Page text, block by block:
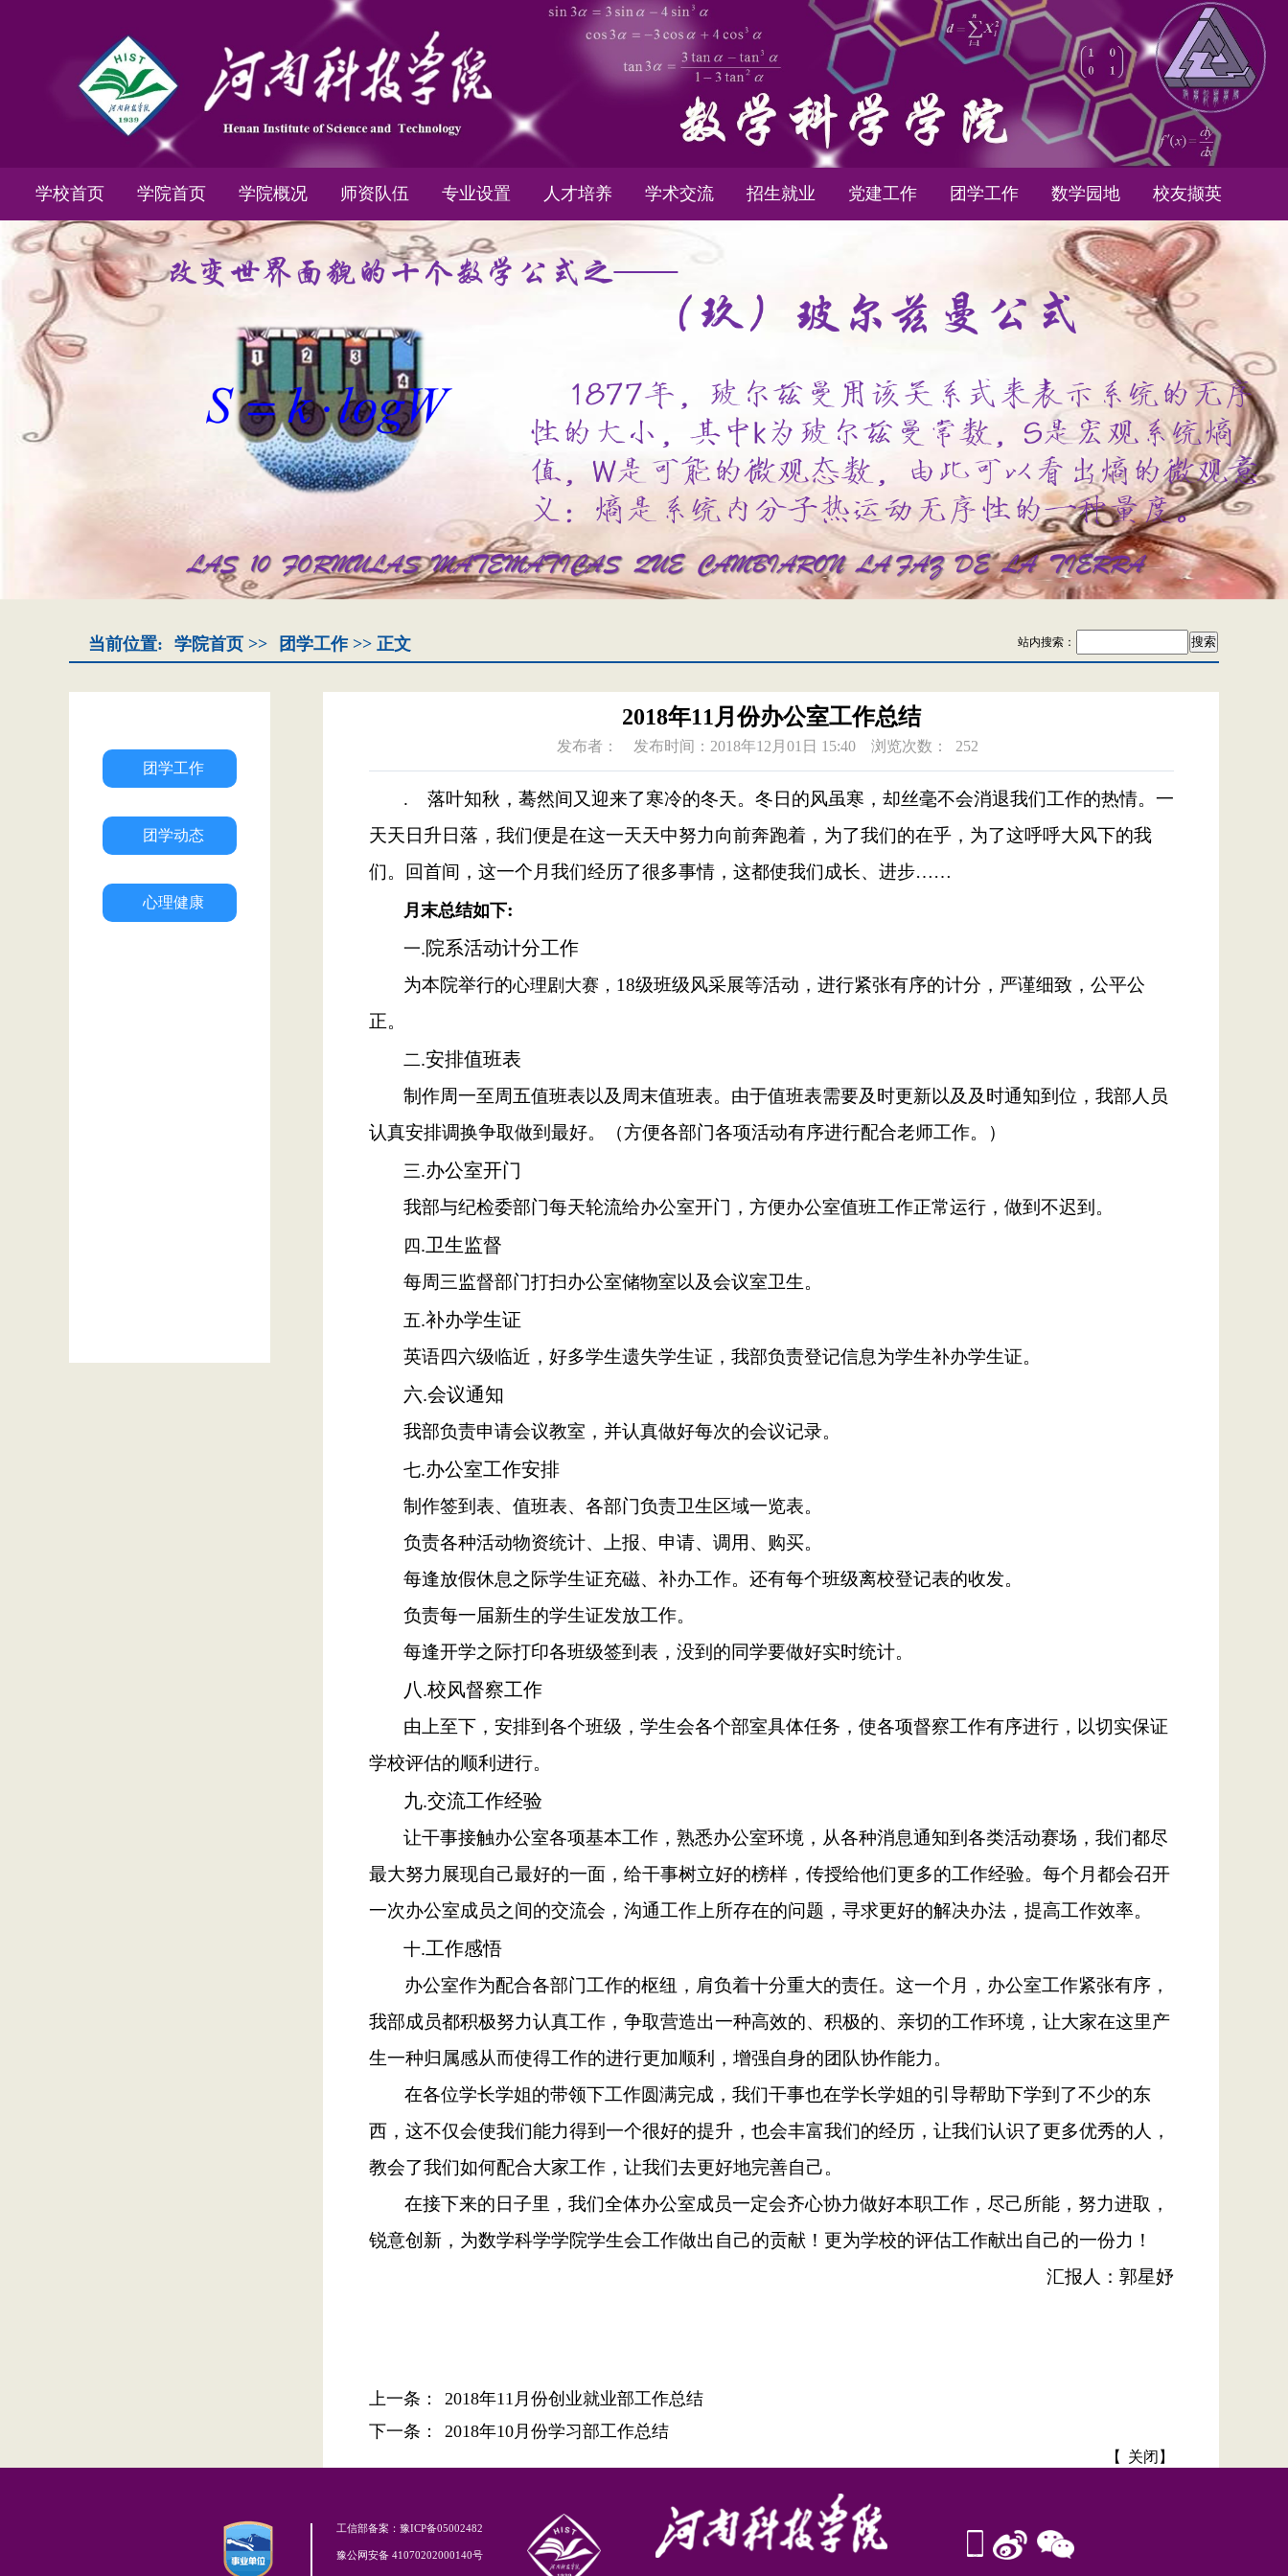
学校首页 学院首页 学院概况 师资队伍 专业设置 人才培养 学术交流 招生就业 党建工作 团学工作 数学园地 校友撷英
当前位置: 学院首页 >> 团学工作>> 正文 站内搜索：
团学工作
团学动态
心理健康
2018年11月份办公室工作总结
发布者： 发布时间：2018年12月01日 15:40 浏览次数： 252
. 落叶知秋， 蓦然间又迎来了寒冷的冬天。冬日的风虽寒，却丝毫不会消退我们工作的热情。一
天天日升日落，我们便是在这一天天中努力向前奔跑着，为了我们的在乎，为了这呼呼大风下的我
们。回首间，这一个月我们经历了很多事情，这都使我们成长、进步……
月末总结如下:
一.院系活动计分工作
为本院举行的心理剧大赛， 18级班级风采展等活动，进行紧张有序的计分，严谨细致， 公平公
正。
二.安排值班表
制作周一至周五值班表以及周末值班表。 由于值班表需要及时更新以及 及时通知到位，我部 人员
认真安排调换争取做到最好。（方便各部门各项活动有序进行配合老师工作。）
三.办公室开门
我部与纪检委部门每天轮流给办公室开门，方便办公室值班工作正常运行，做到不迟到。
四.卫生监督
每周三监督部门打扫办公室储物室以及会议室卫生。
五.补办学生证
英语四六级临近，好多学生遗失学生证，我部负责登记信息为学生补办学生证。
六.会议通知
我部负责申请会议教室，并认真做好每次的会议记录。
七.办公室工作安排
制作签到表、值班表、各部门负责卫生区域一览表。
负责各种活动物资统计、上报、申请、调用、购买。
每逢放假休息之际学生证充磁、补办工作。还有每个班级离校登记表的收发。
负责每一届新生的学生证发放工作。
每逢开学之际打印各班级签到表，没到的同学要做好实时统计。
八.校风督察工作
由上至下，安排到各个班级，学生会各个部室具体任务，使各项督察工作有序进行，以切实保证
学校评估的顺利进行。
九.交流工作经验
让干事接触办公室各项基本工作，熟悉办公室环境，从各种消息通知到各类活动赛场，我们都尽
最大努力展现自己最好的一面，给干事树立好的榜样，传授给他们更多的工作经验。每个月都会召开
一次办公室成员之间的交流会，沟通工作上所存在的问题，寻求更好的解决办法，提高工作效率。
十.工作感悟
办公室作为配合各部门工作的枢纽 ，肩负着十分重大的责任。 这一个月 ， 办公室工作紧张有序，
我部成员都积极努力认真工作，争取营造出一种高效的、积极的、亲切的工作环境，让大家在这里产
生一种归属感从而使得工作的进行更加顺利，增强自身的团队协作能力。
在各位学长学姐的带领下工作圆满完成，我们干事也在学长学姐的引导帮助下学到了不少的东
西，这不仅会使我们能力得到一个很好的提升，也会丰富我们的经历，让我们认识了更多优秀的人，
教会了我们如何配合大家工作，让我们去更好地完善自己。
在接下来的日子里，我们全体办公室成员一定会齐心协力做好本职工作，尽己所能，努力进取，
锐意创新，为数学科学学院学生会工作做出自己的贡献！更为学校的评估工作献出自己的一份力！
汇报人：郭星妤
上一条：
2018年11月份创业就业部工作总结
下一条：
2018年10月份学习部工作总结
【 关闭 】
工信部备案：豫ICP备05002482
豫公网安备 41070202000140号